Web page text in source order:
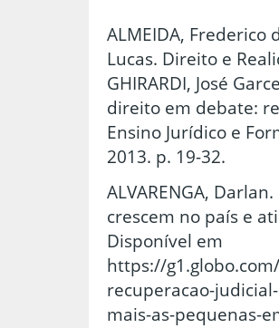
ALMEIDA, Frederico
Lucas. Direito e
GHIRARDI, José
direito em debate:
Ensino Jurídico e
2013. p. 19-32.
ALVARENGA,
crescem no país e
Disponível em
https://
recuperacao-
mais-as-pequenas-